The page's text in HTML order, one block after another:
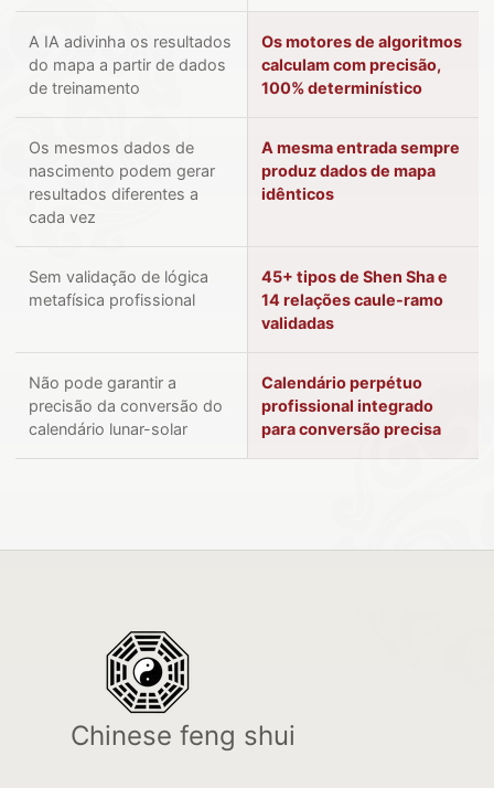
A IA adivinha os resultados
do mapa a partir de dados
de treinamento
Os motores de algoritmos
calculam com precisão,
100% determinístico
Os mesmos dados de
nascimento podem gerar
resultados diferentes a
cada vez
A mesma entrada sempre
produz dados de mapa
idênticos
Sem validação de lógica
metafísica profissional
45+ tipos de Shen Sha e
14 relações caule-ramo
validadas
Não pode garantir a
precisão da conversão do
calendário lunar-solar
Calendário perpétuo
profissional integrado
para conversão precisa
Chinese feng shui